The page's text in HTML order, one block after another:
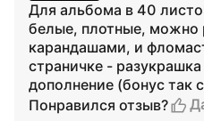
Для альбома в 40
белые, плотные, можно
карандашами, и
страничке -
дополнение (бонус так
Понравился отзыв?